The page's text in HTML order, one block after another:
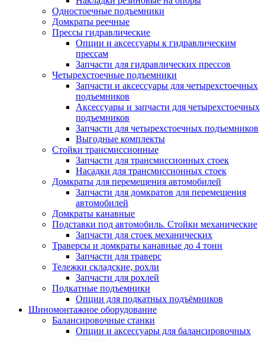
Одностоечные подъемники
Домкраты реечные
Прессы гидравлические
Опции и аксессуары к гидравлическим
прессам
Запчасти для гидравлических прессов
Четырехстоечные подъемники
Запчасти и аксессуары для четырехстоечных
подъемников
Аксессуары и запчасти для четырехстоечных
подъемников
Запчасти для четырехстоечных подъемников
Выгодные комплекты
Стойки трансмиссионные
Запчасти для трансмиссионных стоек
Насадки для трансмиссионных стоек
Домкраты для перемещения автомобилей
Запчасти для домкратов для перемещения
автомобилей
Домкраты канавные
Подставки под автомобиль. Стойки механические
Запчасти для стоек механических
Траверсы и домкраты канавные до 4 тонн
Запчасти для траверс
Тележки складские, рохли
Запчасти для рохлей
Подкатные подъемники
Опции для подкатных подъёмников
Шиномонтажное оборудование
Балансировочные станки
Опции и аксессуары для балансировочных